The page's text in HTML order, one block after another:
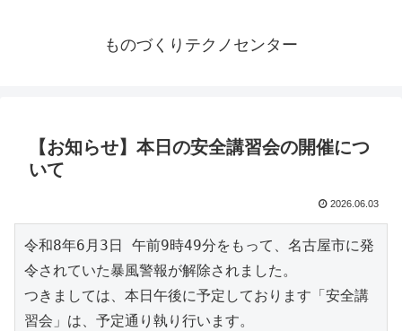
ものづくりテクノセンター
【お知らせ】本日の安全講習会の開催につ
いて
2026.06.03
令和8年6月3日 午前9時49分をもって、名古屋市に発
令されていた暴風警報が解除されました。
つきましては、本日午後に予定しております「安全講
習会」は、予定通り執り行います。